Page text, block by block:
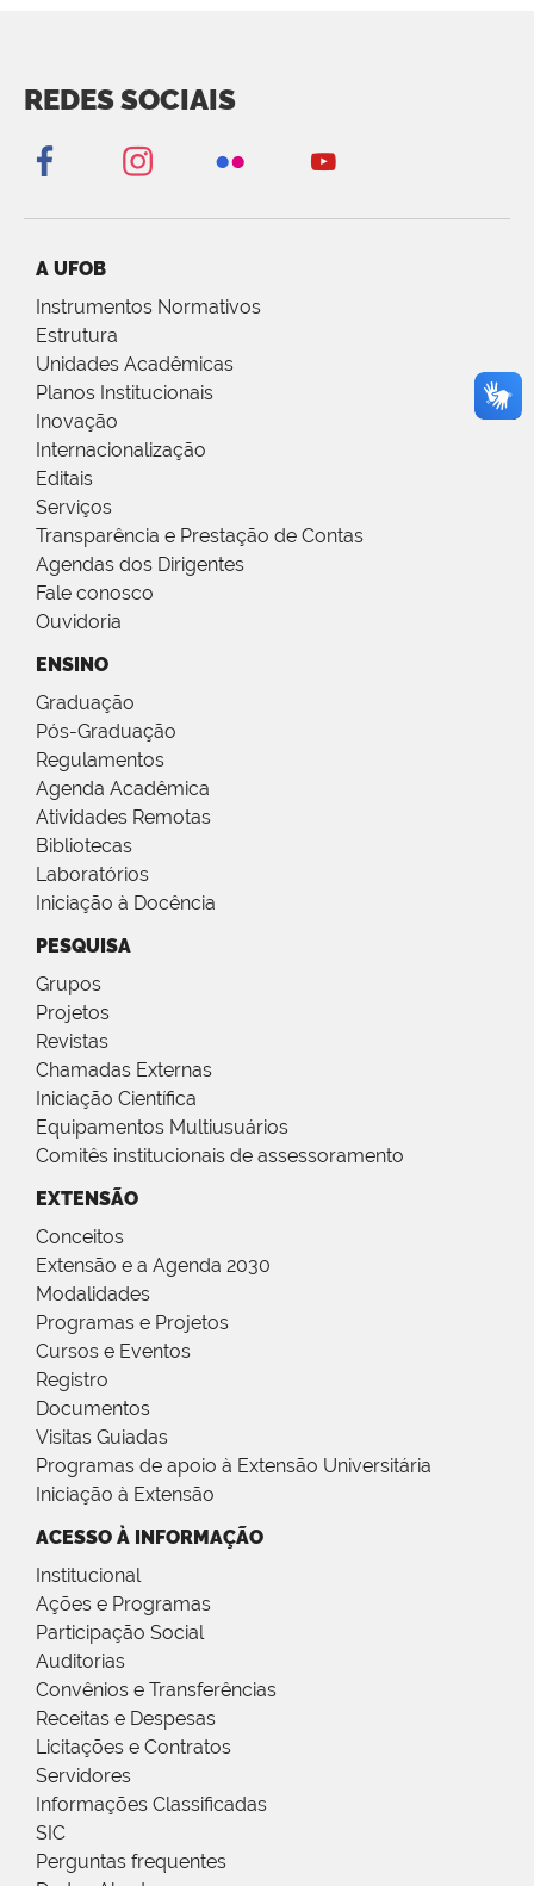
REDES SOCIAIS
A UFOB
Instrumentos Normativos
Estrutura
Unidades Acadêmicas
Planos Institucionais
Inovação
Internacionalização
Editais
Serviços
Transparência e Prestação de Contas
Agendas dos Dirigentes
Fale conosco
Ouvidoria
ENSINO
Graduação
Pós-Graduação
Regulamentos
Agenda Acadêmica
Atividades Remotas
Bibliotecas
Laboratórios
Iniciação à Docência
PESQUISA
Grupos
Projetos
Revistas
Chamadas Externas
Iniciação Científica
Equipamentos Multiusuários
Comitês institucionais de assessoramento
EXTENSÃO
Conceitos
Extensão e a Agenda 2030
Modalidades
Programas e Projetos
Cursos e Eventos
Registro
Documentos
Visitas Guiadas
Programas de apoio à Extensão Universitária
Iniciação à Extensão
ACESSO À INFORMAÇÃO
Institucional
Ações e Programas
Participação Social
Auditorias
Convênios e Transferências
Receitas e Despesas
Licitações e Contratos
Servidores
Informações Classificadas
SIC
Perguntas frequentes